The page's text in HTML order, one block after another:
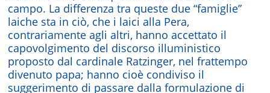
campo. La differenza tra queste due “famiglie”
laiche sta in ciò, che i laici alla Pera,
contrariamente agli altri, hanno accettato il
capovolgimento del discorso illuministico
proposto dal cardinale Ratzinger, nel frattempo
divenuto papa; hanno cioè condiviso il
suggerimento di passare dalla formulazione di